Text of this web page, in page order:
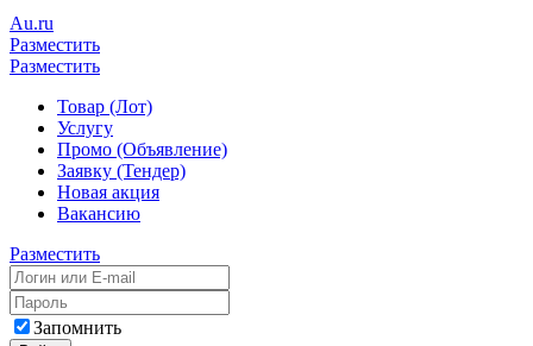
Au.ru
Разместить
Разместить
Товар (Лот)
Услугу
Промо (Объявление)
Заявку (Тендер)
Новая акция
Вакансию
Разместить
Запомнить